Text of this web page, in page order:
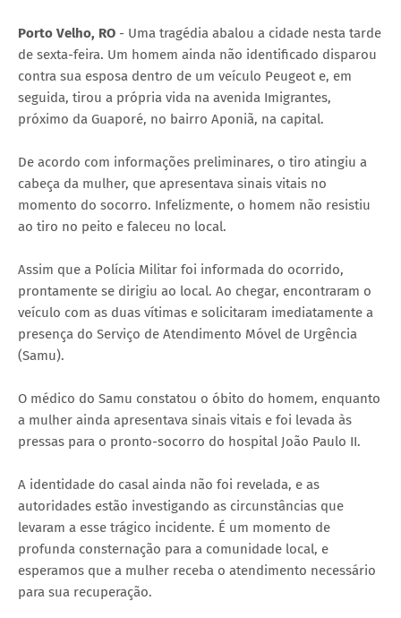
Porto Velho, RO - Uma tragédia abalou a cidade nesta tarde
de sexta-feira. Um homem ainda não identificado disparou
contra sua esposa dentro de um veículo Peugeot e, em
seguida, tirou a própria vida na avenida Imigrantes,
próximo da Guaporé, no bairro Aponiã, na capital.
De acordo com informações preliminares, o tiro atingiu a
cabeça da mulher, que apresentava sinais vitais no
momento do socorro. Infelizmente, o homem não resistiu
ao tiro no peito e faleceu no local.
Assim que a Polícia Militar foi informada do ocorrido,
prontamente se dirigiu ao local. Ao chegar, encontraram o
veículo com as duas vítimas e solicitaram imediatamente a
presença do Serviço de Atendimento Móvel de Urgência
(Samu).
O médico do Samu constatou o óbito do homem, enquanto
a mulher ainda apresentava sinais vitais e foi levada às
pressas para o pronto-socorro do hospital João Paulo II.
A identidade do casal ainda não foi revelada, e as
autoridades estão investigando as circunstâncias que
levaram a esse trágico incidente. É um momento de
profunda consternação para a comunidade local, e
esperamos que a mulher receba o atendimento necessário
para sua recuperação.